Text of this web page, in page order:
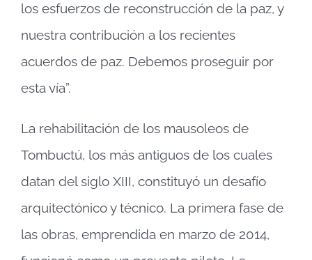
los esfuerzos de reconstrucción de la paz, y
nuestra contribución a los recientes
acuerdos de paz. Debemos proseguir por
esta vía”.
La rehabilitación de los mausoleos de
Tombuctú, los más antiguos de los cuales
datan del siglo XIII, constituyó un desafío
arquitectónico y técnico. La primera fase de
las obras, emprendida en marzo de 2014,